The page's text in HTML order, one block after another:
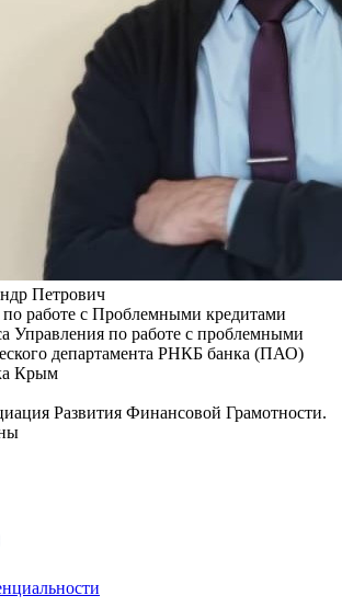
Петрович
работе с Проблемными кредитами
Управления по работе с проблемными
департамента РНКБ банка (ПАО)
Крым
Развития Финансовой Грамотности.